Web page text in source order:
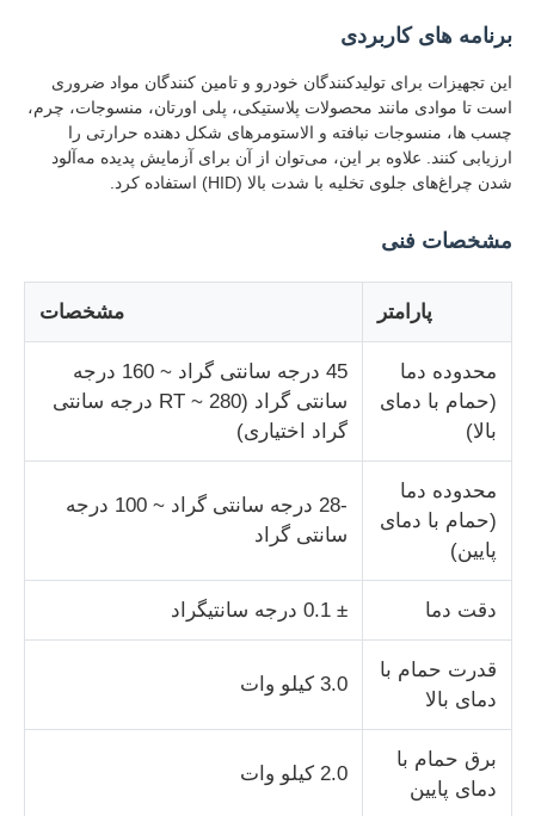
کنترل کیفیت
تماس با ما
درخواست نقل قول
اتاق آزمون محیطی
دستگاه تست جهانی
دستگاه تست ضربه
دستگاه آزمایش سایش
تجهیزات تست کفش
تجهیزات آزمایش مواد ساختمانی
برنامه های کاربردی
این تجهیزات برای تولیدکنندگان خودرو و تامین کنندگان مواد ضروری
است تا موادی مانند محصولات پلاستیکی، پلی اورتان، منسوجات، چرم،
چسب ها، منسوجات نبافته و الاستومرهای شکل دهنده حرارتی را
ارزیابی کنند. علاوه بر این، می‌توان از آن برای آزمایش پدیده مه‌آلود
شدن چراغ‌های جلوی تخلیه با شدت بالا (HID) استفاده کرد.
مشخصات فنی
پارامتر مشخصات
محدوده دما
(حمام با دمای
بالا)
45 درجه سانتی گراد ~ 160 درجه
سانتی گراد (RT ~ 280 درجه سانتی
گراد اختیاری)
محدوده دما
(حمام با دمای
پایین)
-28 درجه سانتی گراد ~ 100 درجه
سانتی گراد
دقت دما ± 0.1 درجه سانتیگراد
قدرت حمام با
دمای بالا
3.0 کیلو وات
برق حمام با
دمای پایین
2.0 کیلو وات